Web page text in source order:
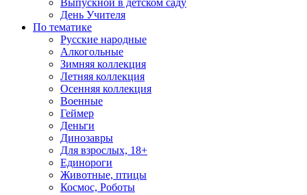
Выпускной в детском саду
День Учителя
По тематике
Русские народные
Алкогольные
Зимняя коллекция
Летняя коллекция
Осенняя коллекция
Военные
Геймер
Деньги
Динозавры
Для взрослых, 18+
Единороги
Животные, птицы
Космос, Роботы